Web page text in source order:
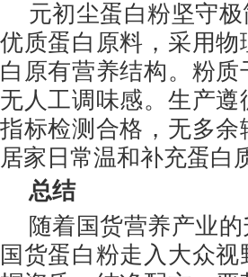
元初尘蛋白粉坚守
优质蛋白原料，采用
白原有营养结构。粉
无人工调味感。生产
指标检测合格，无多
居家日常温和补充蛋白
总结
随着国货营养产业
国货蛋白粉走入大众视